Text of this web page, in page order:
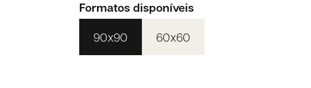
Formatos disponíveis
90x90 60x60